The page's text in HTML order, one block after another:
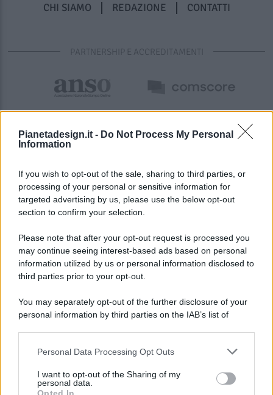
Pianetadesign.it - Do Not Process My Personal
Information
If you wish to opt-out of the sale, sharing to third parties, or
processing of your personal or sensitive information for
targeted advertising by us, please use the below opt-out
section to confirm your selection.
Please note that after your opt-out request is processed you
may continue seeing interest-based ads based on personal
information utilized by us or personal information disclosed to
third parties prior to your opt-out.
You may separately opt-out of the further disclosure of your
personal information by third parties on the IAB’s list of
This information may also be disclosed by us to third parties
disclose it to other third parties.
Personal Data Processing Opt Outs
I want to opt-out of the Sharing of my
personal data.
CHI SIAMO REDAZIONE CONTATTI
PARTNERSHIP E ACCREDITAMENTI
© 2026 - Pianeta Design - P.IVA 04827280654 - Testata
Registrata Al Tribunale Di Nocera Inferiore N. 8/2020 - RG N.
ISCRIZIONE AL ROC N. 35792 – ISCRITTA ALL’ANSO
(ASSOCIAZIONE NAZIONALE STAMPA ONLINE)
PREFERENZE PRIVACY